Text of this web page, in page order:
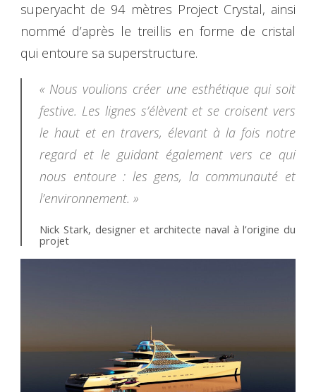
superyacht de 94 mètres Project Crystal, ainsi
nommé d’après le treillis en forme de cristal
qui entoure sa superstructure.
« Nous voulions créer une esthétique qui soit
festive. Les lignes s’élèvent et se croisent vers
le haut et en travers, élevant à la fois notre
regard et le guidant également vers ce qui
nous entoure : les gens, la communauté et
l’environnement. »
Nick Stark, designer et architecte naval à l’origine du
projet